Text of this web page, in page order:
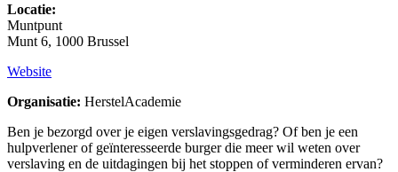
Locatie:
Muntpunt
Munt 6, 1000 Brussel
Website
Organisatie: HerstelAcademie
Ben je bezorgd over je eigen verslavingsgedrag? Of ben je een
hulpverlener of geïnteresseerde burger die meer wil weten over
verslaving en de uitdagingen bij het stoppen of verminderen ervan?